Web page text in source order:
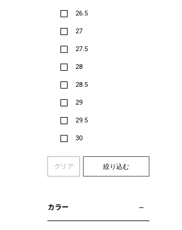
26.5
27
27.5
28
28.5
29
29.5
30
クリア 絞り込む
カラー